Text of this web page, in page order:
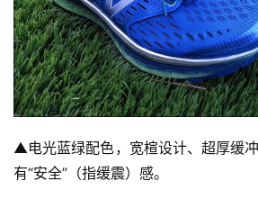
▲电光蓝绿配色，宽楦设计、超厚缓
有“安全”（指缓震）感。